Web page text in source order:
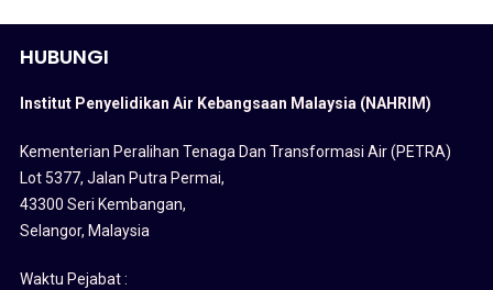
HUBUNGI
Institut Penyelidikan Air Kebangsaan Malaysia (NAHRIM)
Kementerian Peralihan Tenaga Dan Transformasi Air (PETRA)
Lot 5377, Jalan Putra Permai,
43300 Seri Kembangan,
Selangor, Malaysia
Waktu Pejabat :